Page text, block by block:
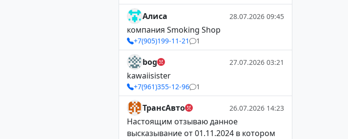
Алиса 28.07.2026 09:45
компания Smoking Shop
+7(905)199-11-21 1
bog 27.07.2026 03:21
kawaiisister
+7(961)355-12-96 1
ТрансАвто 26.07.2026 14:23
Настоящим отзываю данное
высказывание от 01.11.2024 в котором